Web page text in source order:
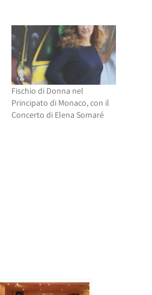
Fischio di Donna nel
Principato di Monaco, con il
Concerto di Elena Somaré